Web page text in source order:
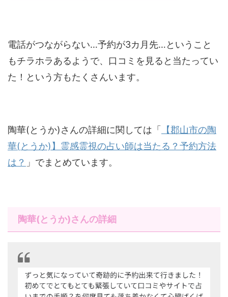
電話がつながらない…予約が3カ月先…ということ
もチラホラあるようで、口コミを見ると当たってい
た！という方もたくさんいます。
陶華(とうか)さんの詳細に関しては「
【郡山市の陶
華(とうか)】霊感霊視の占い師は当たる？予約方法
は？ 」でまとめています。
陶華(とうか)さんの詳細